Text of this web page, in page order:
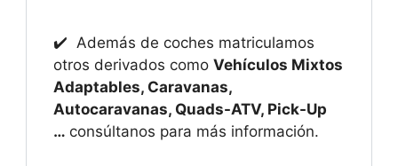
✔️ Además de coches matriculamos
otros derivados como Vehículos Mixtos
Adaptables, Caravanas,
Autocaravanas, Quads-ATV, Pick-Up
… consúltanos para más información.